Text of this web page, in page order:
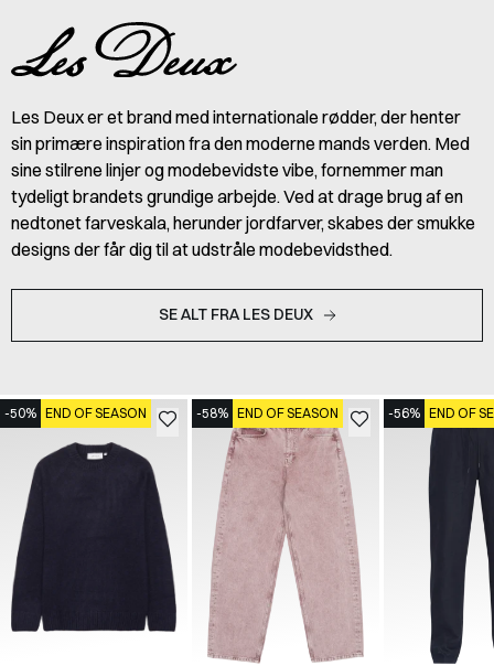
Les Deux er et brand med internationale rødder, der henter
sin primære inspiration fra den moderne mands verden. Med
sine stilrene linjer og modebevidste vibe, fornemmer man
tydeligt brandets grundige arbejde. Ved at drage brug af en
nedtonet farveskala, herunder jordfarver, skabes der smukke
designs der får dig til at udstråle modebevidsthed.
SE ALT FRA LES DEUX
-50% END OF SEASON -58% END OF SEASON -56% END OF